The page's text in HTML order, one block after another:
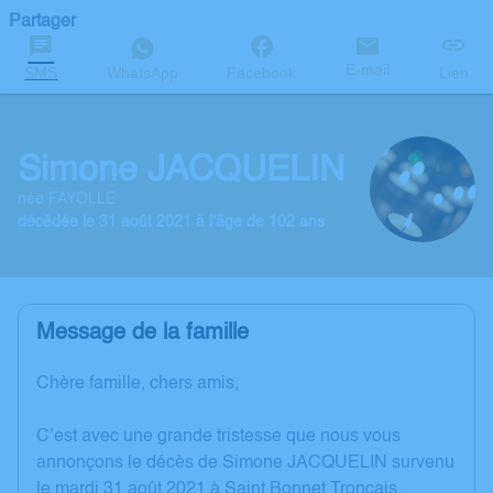
Partager
SMS WhatsApp Facebook E-mail Lien
Simone JACQUELIN
née FAYOLLE
décédée le 31 août 2021 à l'âge de 102 ans
Message de la famille
Chère famille, chers amis,
C’est avec une grande tristesse que nous vous
annonçons le décès de Simone JACQUELIN survenu